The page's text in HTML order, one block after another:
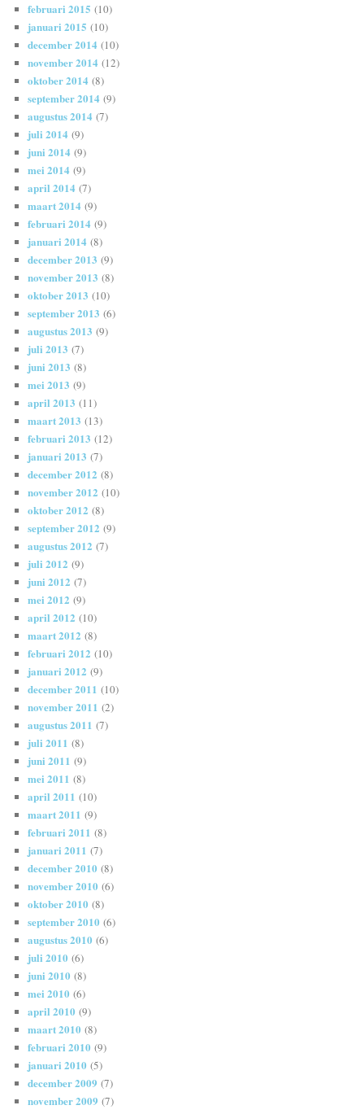
februari 2015 (10)
januari 2015 (10)
december 2014 (10)
november 2014 (12)
oktober 2014 (8)
september 2014 (9)
augustus 2014 (7)
juli 2014 (9)
juni 2014 (9)
mei 2014 (9)
april 2014 (7)
maart 2014 (9)
februari 2014 (9)
januari 2014 (8)
december 2013 (9)
november 2013 (8)
oktober 2013 (10)
september 2013 (6)
augustus 2013 (9)
juli 2013 (7)
juni 2013 (8)
mei 2013 (9)
april 2013 (11)
maart 2013 (13)
februari 2013 (12)
januari 2013 (7)
december 2012 (8)
november 2012 (10)
oktober 2012 (8)
september 2012 (9)
augustus 2012 (7)
juli 2012 (9)
juni 2012 (7)
mei 2012 (9)
april 2012 (10)
maart 2012 (8)
februari 2012 (10)
januari 2012 (9)
december 2011 (10)
november 2011 (2)
augustus 2011 (7)
juli 2011 (8)
juni 2011 (9)
mei 2011 (8)
april 2011 (10)
maart 2011 (9)
februari 2011 (8)
januari 2011 (7)
december 2010 (8)
november 2010 (6)
oktober 2010 (8)
september 2010 (6)
augustus 2010 (6)
juli 2010 (6)
juni 2010 (8)
mei 2010 (6)
april 2010 (9)
maart 2010 (8)
februari 2010 (9)
januari 2010 (5)
december 2009 (7)
november 2009 (7)